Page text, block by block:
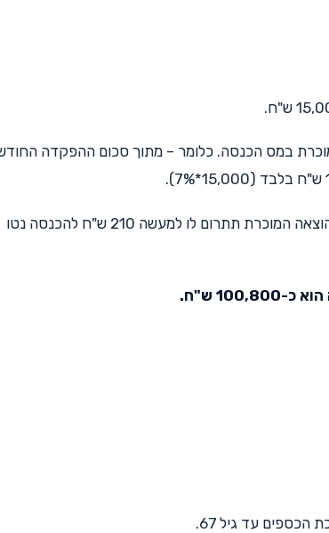
נחשבת כהוצאה מוכרת במס הכנסה. כלומר – מתוך סכום ההפקדה
בהנחה ששיעור המס הממוצע של גל על סכום זה הוא כ-20%, ההוצאה המוכרת תתרום לו למעשה 210 ש"ח להכנסה נטו
ש"ח.
עד גיל 67.